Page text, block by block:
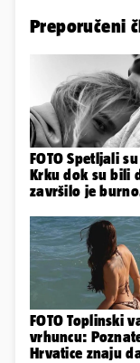
Preporučeni
FOTO Spetljali
Krku dok su bili
završilo je
FOTO Toplinski
vrhuncu:
Hrvatice znaju